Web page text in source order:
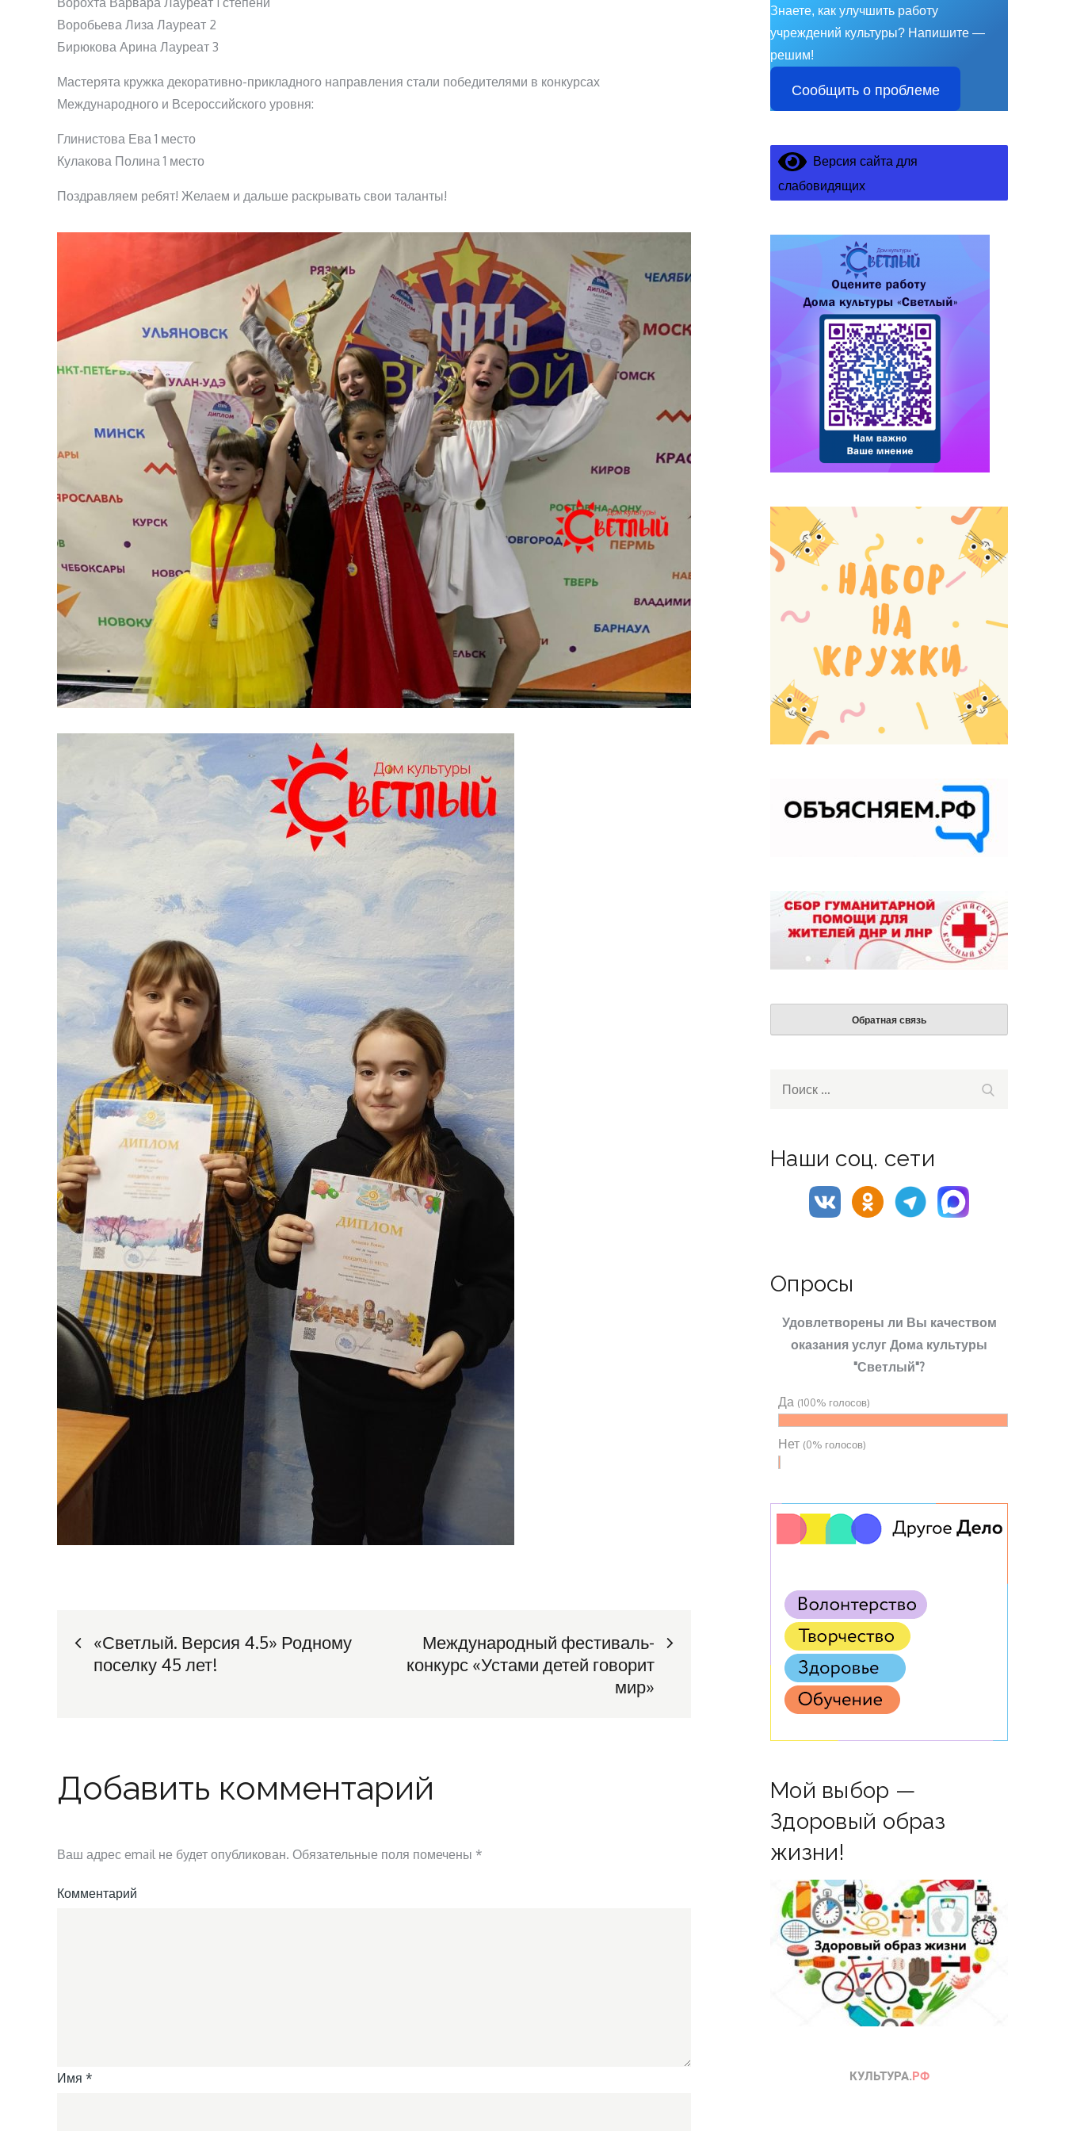
Воробьева Лиза Лауреат 2
Бирюкова Арина Лауреат 3
Мастерята кружка декоративно-прикладного направления стали победителями в конкурсах
Международного и Всероссийского уровня:
Глинистова Ева 1 место
Кулакова Полина 1 место
Поздравляем ребят! Желаем и дальше раскрывать свои таланты!
Навигация
«Светлый. Версия 4.5» Родному
поселку 45 лет!
Международный фестиваль-
конкурс «Устами детей говорит
мир»
Добавить комментарий
Ваш адрес email не будет опубликован. Обязательные поля помечены *
Комментарий
Имя *
Знаете, как улучшить работу
учреждений культуры? Напишите —
решим!
Сообщить о проблеме
Версия сайта для
слабовидящих
Обратная связь
Search
Наши соц. сети
Опросы
Удовлетворены ли Вы качеством
оказания услуг Дома культуры
"Светлый"?
Да (100% голосов)
Нет (0% голосов)
Мой выбор —
Здоровый образ
жизни!